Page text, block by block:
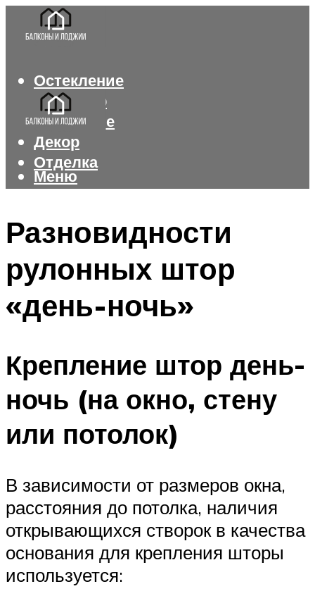
Остекление
Интерьер
Утепление
Декор
Отделка
Меню
Разновидности
рулонных штор
«день-ночь»
Крепление штор день-
ночь (на окно, стену
или потолок)
В зависимости от размеров окна,
расстояния до потолка, наличия
открывающихся створок в качества
основания для крепления шторы
используется: